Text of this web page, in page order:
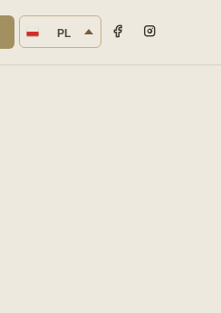
Język strony
PL